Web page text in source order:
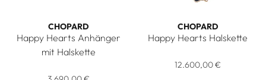
CHOPARD
Happy Hearts Anhänger
mit Halskette
Chopard Happy Hearts Anhänger mit Halskette, Ref:
CHOPARD
Happy Hearts Halskette
12.600,00 €